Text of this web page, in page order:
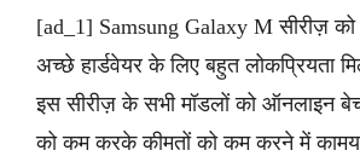
[ad_1] Samsung Galaxy M सीरीज़
अच्छे हार्डवेयर के लिए बहुत लोकप्रियता
इस सीरीज़ के सभी मॉडलों को ऑनलाइन
को कम करके कीमतों को कम करने में